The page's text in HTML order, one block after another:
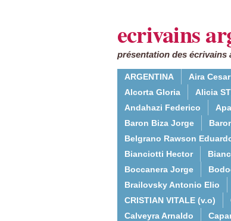
ecrivains
présentation des
ARGENTINA Aira Cesar
Alcorta Gloria
Alicia
Andahazi Federico
Baron Biza Jorge
Belgrano Rawson
Bianciotti Hector
Boccanera Jorge
Brailovsky Antonio Elio
CRISTIAN VITALE (v.o)
Calveyra Arnaldo